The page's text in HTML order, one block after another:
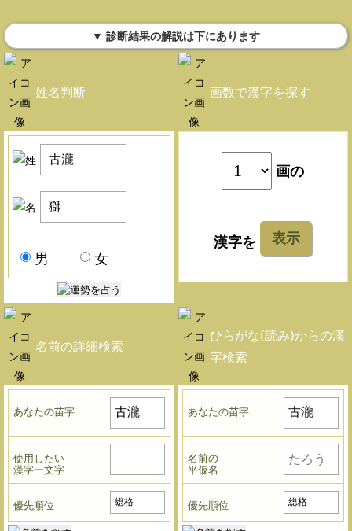
▼ 診断結果の解説は下にあります
姓名判断
男 女
画数で漢字を探す
画の
漢字を 表示
名前の詳細検索
あなたの苗字
使用したい
漢字一文字
優先順位
ひらがな(読み)からの漢
字検索
あなたの苗字
名前の
平仮名
優先順位